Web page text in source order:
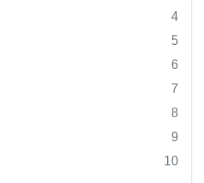
4
5
6
7
8
9
10